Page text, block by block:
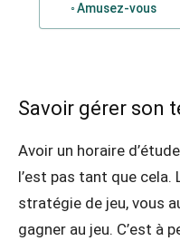
Amusez-vous
Savoir gérer son
Avoir un horaire
l’est pas tant que
stratégie de jeu, vous
gagner au jeu. C’est à